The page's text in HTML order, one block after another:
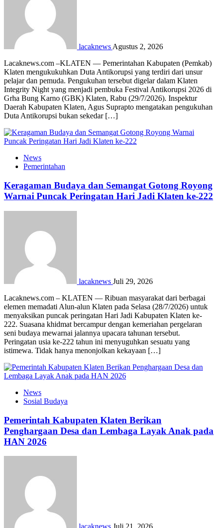
lacaknews Agustus 2, 2026
Lacaknews.com –KLATEN — Pemerintahan Kabupaten (Pemkab)
Klaten mengukukuhkan Duta Antikorupsi yang terdiri dari unsur
pelajar dan pemuda. Pengukuhan tersebut digelar dalam Klaten
Integrity Night yang menjadi pembuka Festival Antikorupsi 2026 di
Grha Bung Karno (GBK) Klaten, Rabu (29/7/2026). Inspektur
Daerah Kabupaten Klaten, Agus Suprapto mengatakan pengukuhan
Duta Antikorupsi bukan sekedar […]
News
Pemerintahan
Keragaman Budaya dan Semangat Gotong Royong
Warnai Puncak Peringatan Hari Jadi Klaten ke-222
lacaknews Juli 29, 2026
Lacaknews.com – KLATEN — Ribuan masyarakat dari berbagai
elemen memadati Alun-alun Klaten pada Selasa (28/7/2026) untuk
menyaksikan puncak peringatan Hari Jadi Kabupaten Klaten ke-
222. Suasana khidmat bercampur dengan kemeriahan pergelaran
seni budaya mewarnai jalannya upacara tahunan tersebut.
Peringatan usia ke-222 tahun ini menyuguhkan sesuatu yang
istimewa. Tidak hanya menonjolkan kekayaan […]
News
Sosial Budaya
Pemerintah Kabupaten Klaten Berikan
Penghargaan Desa dan Lembaga Layak Anak pada
HAN 2026